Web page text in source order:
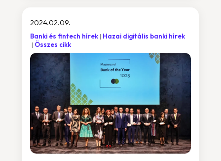
2024.02.09.
Banki és fintech hírek
Hazai digitális banki hírek
Összes cikk